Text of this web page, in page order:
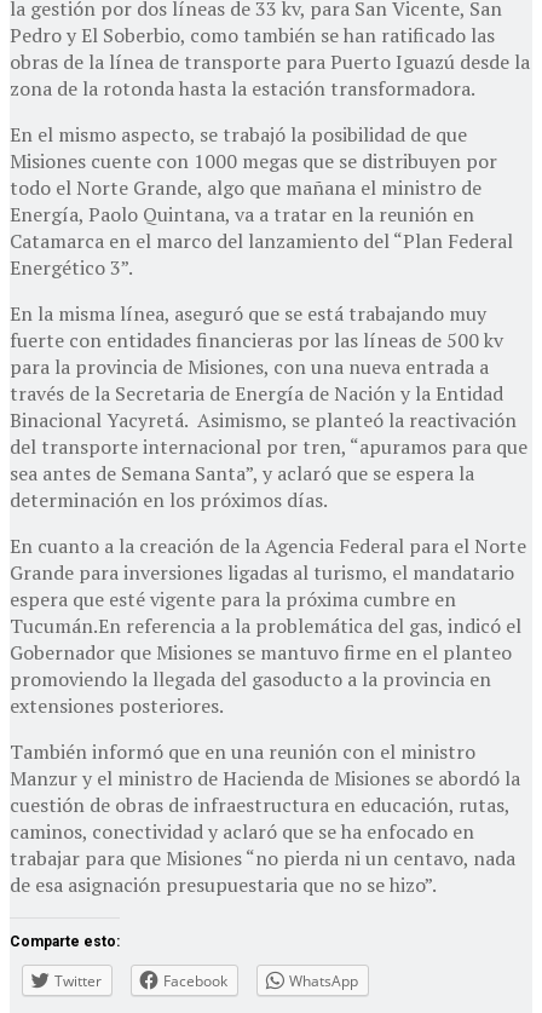
la gestión por dos líneas de 33 kv, para San Vicente, San
Pedro y El Soberbio, como también se han ratificado las
obras de la línea de transporte para Puerto Iguazú desde la
zona de la rotonda hasta la estación transformadora.
En el mismo aspecto, se trabajó la posibilidad de que
Misiones cuente con 1000 megas que se distribuyen por
todo el Norte Grande, algo que mañana el ministro de
Energía, Paolo Quintana, va a tratar en la reunión en
Catamarca en el marco del lanzamiento del “Plan Federal
Energético 3”.
En la misma línea, aseguró que se está trabajando muy
fuerte con entidades financieras por las líneas de 500 kv
para la provincia de Misiones, con una nueva entrada a
través de la Secretaria de Energía de Nación y la Entidad
Binacional Yacyretá. Asimismo, se planteó la reactivación
del transporte internacional por tren, “apuramos para que
sea antes de Semana Santa”, y aclaró que se espera la
determinación en los próximos días.
En cuanto a la creación de la Agencia Federal para el Norte
Grande para inversiones ligadas al turismo, el mandatario
espera que esté vigente para la próxima cumbre en
Tucumán.En referencia a la problemática del gas, indicó el
Gobernador que Misiones se mantuvo firme en el planteo
promoviendo la llegada del gasoducto a la provincia en
extensiones posteriores.
También informó que en una reunión con el ministro
Manzur y el ministro de Hacienda de Misiones se abordó la
cuestión de obras de infraestructura en educación, rutas,
caminos, conectividad y aclaró que se ha enfocado en
trabajar para que Misiones “no pierda ni un centavo, nada
de esa asignación presupuestaria que no se hizo”.
Comparte esto:
Twitter Facebook WhatsApp